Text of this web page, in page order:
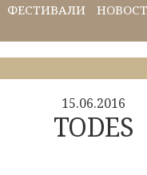
ФЕСТИВАЛИ
15.06.2016
TODES